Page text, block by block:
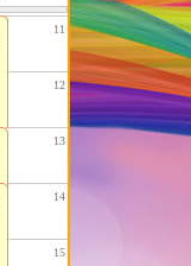
11
12
13
14
15